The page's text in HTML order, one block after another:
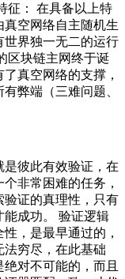
征： 在具备以上特
空网络自主随机生
世界独一无二的运行
区块链主网终于诞
真空网络的支撑，
弊端（三难问题、
彼此有效验证，在
非常困难的任务，
验证的真理性，只有
成功。 验证逻辑
，是最早通过的，
穷尽，在此基础
对不可能的，而且